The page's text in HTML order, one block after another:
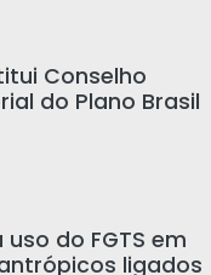
Conselho
do Plano Brasil
do FGTS em
ligados